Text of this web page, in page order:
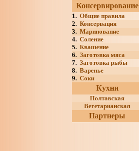
Консервирование
1. Общие правила
2. Консервация
3. Маринование
4. Соление
5. Квашение
6. Заготовка мяса
7. Заготовка рыбы
8. Варенье
9. Соки
Кухни
Полтавская
Вегетарианская
Партнеры